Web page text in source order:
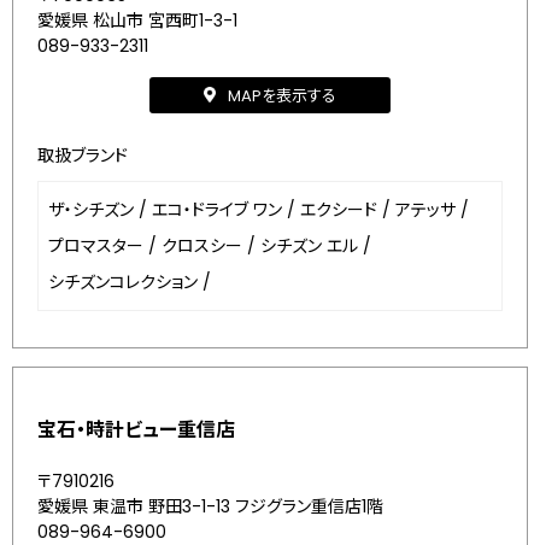
愛媛県 松山市 宮西町1-3-1
089-933-2311
MAPを表示する
取扱ブランド
ザ・シチズン / エコ・ドライブ ワン / エクシード / アテッサ /
プロマスター / クロスシー / シチズン エル /
シチズンコレクション /
宝石・時計ビュー重信店
〒7910216
愛媛県 東温市 野田3-1-13 フジグラン重信店1階
089-964-6900